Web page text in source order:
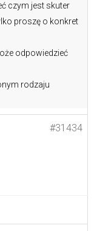
czym jest skuter
proszę o konkret
odpowiedzieć
rodzaju
#31434